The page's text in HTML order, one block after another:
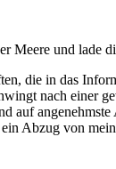
Meere und lade
die in das
nach einer
auf
Abzug von